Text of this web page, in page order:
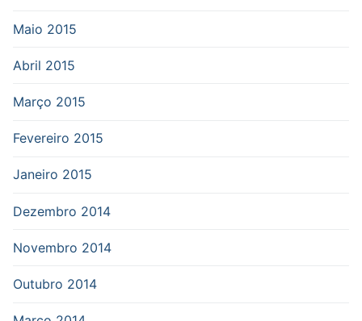
Maio 2015
Abril 2015
Março 2015
Fevereiro 2015
Janeiro 2015
Dezembro 2014
Novembro 2014
Outubro 2014